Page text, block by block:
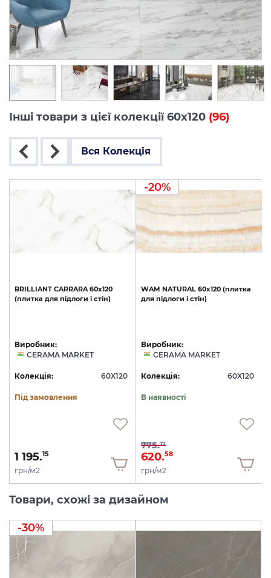
Інші товари з цієї колекції 60x120 (96)
Вся Колекція
BRILLIANT CARRARA 60х120
(плитка для підлоги і стін)
Виробник:
CERAMA MARKET
Колекція: 60X120
Під замовлення
1 195.15
грн/м2
-20%
WAM NATURAL 60х120 (плитка
для підлоги і стін)
Виробник:
CERAMA MARKET
Колекція: 60X120
В наявності
775.72
620.58
грн/м2
Товари, схожі за дизайном
-30%